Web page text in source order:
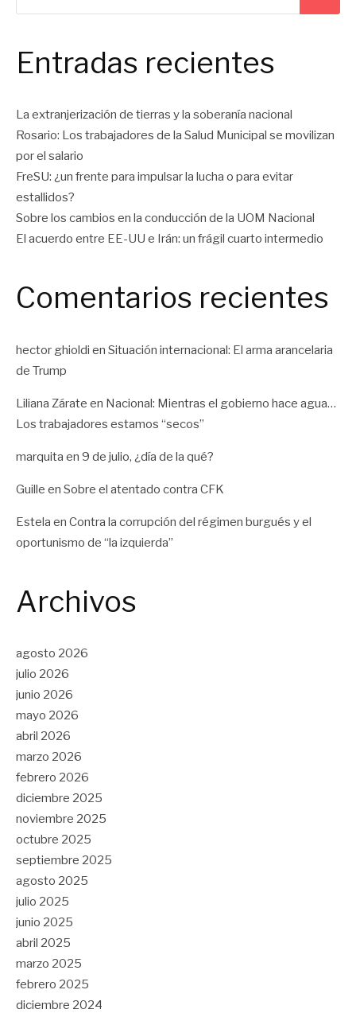
Entradas recientes
La extranjerización de tierras y la soberanía nacional
Rosario: Los trabajadores de la Salud Municipal se movilizan
por el salario
FreSU: ¿un frente para impulsar la lucha o para evitar
estallidos?
Sobre los cambios en la conducción de la UOM Nacional
El acuerdo entre EE-UU e Irán: un frágil cuarto intermedio
Comentarios recientes
hector ghioldi en Situación internacional: El arma arancelaria
de Trump
Liliana Zárate en Nacional: Mientras el gobierno hace agua…
Los trabajadores estamos “secos”
marquita en 9 de julio, ¿día de la qué?
Guille en Sobre el atentado contra CFK
Estela en Contra la corrupción del régimen burgués y el
oportunismo de “la izquierda”
Archivos
agosto 2026
julio 2026
junio 2026
mayo 2026
abril 2026
marzo 2026
febrero 2026
diciembre 2025
noviembre 2025
octubre 2025
septiembre 2025
agosto 2025
julio 2025
junio 2025
abril 2025
marzo 2025
febrero 2025
diciembre 2024